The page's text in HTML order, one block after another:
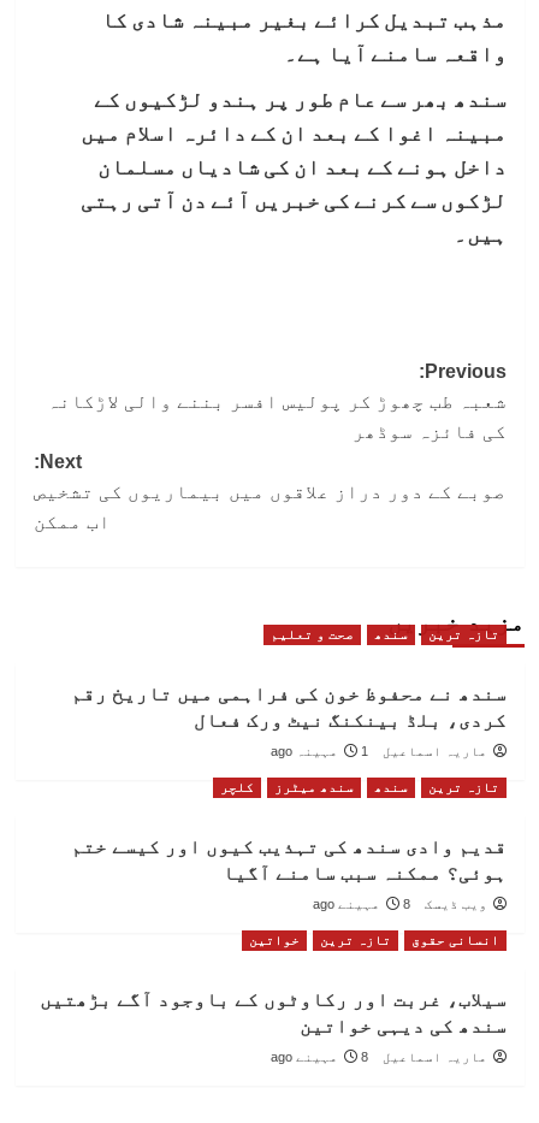
مذہب تبدیل کرائے بغیر مبینہ شادی کا
واقعہ سامنے آیا ہے۔
سندھ بھر سے عام طور پر ہندو لڑکیوں کے
مبینہ اغوا کے بعد ان کے دائرہ اسلام میں
داخل ہونے کے بعد ان کی شادیاں مسلمان
لڑکوں سے کرنے کی خبریں آئے دن آتی رہتی
ہیں۔
Post
navigation
Previous:
شعبہ طب چھوڑ کر پولیس افسر بننے والی لاڑکانہ
کی فائزہ سوڈھر
Next:
صوبے کے دور دراز علاقوں میں بیماریوں کی تشخیص
اب ممکن
مزید خبریں
تازہ ترین سندھ صحت و تعلیم
سندھ نے محفوظ خون کی فراہمی میں تاریخ رقم
کردی، بلڈ بینکنگ نیٹ ورک فعال
ماریہ اسماعیل 1 مہینہ ago
تازہ ترین سندھ سندھ میٹرز کلچر
قدیم وادی سندھ کی تہذیب کیوں اور کیسے ختم
ہوئی؟ ممکنہ سبب سامنے آگیا
ویب ڈیسک 8 مہینے ago
انسانی حقوق تازہ ترین خواتین
سیلاب، غربت اور رکاوٹوں کے باوجود آگے بڑھتیں
سندھ کی دیہی خواتین
ماریہ اسماعیل 8 مہینے ago